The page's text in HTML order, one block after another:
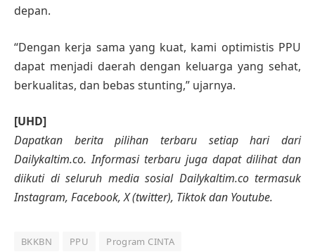
depan.
“Dengan kerja sama yang kuat, kami optimistis PPU
dapat menjadi daerah dengan keluarga yang sehat,
berkualitas, dan bebas stunting,” ujarnya.
[UHD]
Dapatkan berita pilihan terbaru setiap hari dari
Dailykaltim.co. Informasi terbaru juga dapat dilihat dan
diikuti di seluruh media sosial Dailykaltim.co termasuk
Instagram, Facebook, X (twitter), Tiktok dan Youtube.
BKKBN PPU Program CINTA